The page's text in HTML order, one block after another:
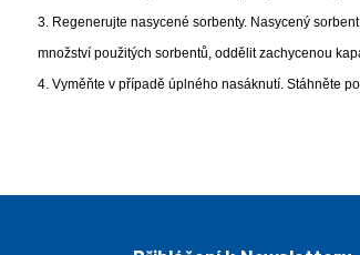
3. Regenerujte nasycené sorbenty. Nasycený
množství použitých sorbentů, oddělit zachycenou
4. Vyměňte v případě úplného nasáknutí. Stáhněte